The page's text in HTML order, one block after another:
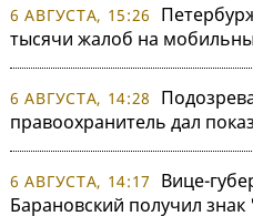
6 АВГУСТА, 15:26
тысячи жалоб на
6 АВГУСТА, 14:28
правоохранитель дал
6 АВГУСТА, 14:17
Вице-
Барановский получил